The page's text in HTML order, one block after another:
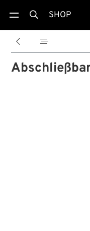
 SHOP
 